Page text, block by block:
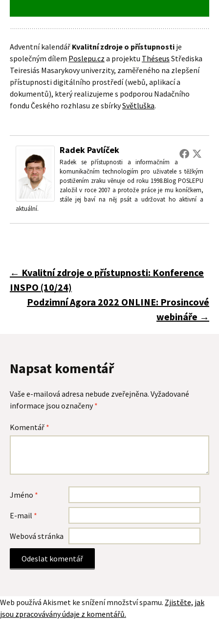
Adventní kalendář Kvalitní zdroje o přístupnosti je
společným dílem Poslepu.cz a projektu Théseus Střediska
Teiresiás Masarykovy univerzity, zaměřeného na zlepšení
přístupnosti digitálního prostředí (webů, aplikací a
dokumentů), který realizujeme s podporou Nadačního
fondu Českého rozhlasu ze sbírkySvětluška.
Radek Pavlíček
Radek se přístupnosti a informačním a
komunikačním technologiím pro uživatele s těžkým
postižením zraku věnuje od roku 1998.Blog POSLEPU
založil v roce 2007 a protože práce je mu koníčkem,
stále jej baví na něj psát a udržovat ho aktivní a
aktuální.
Navigace
pro
← Kvalitní zdroje o přístupnosti: Konference
INSPO (10/24)
Podzimní Agora 2022 ONLINE: Prosincové
webináře →
Napsat komentář
Vaše e-mailová adresa nebude zveřejněna. Vyžadované
informace jsou označeny*
Komentář *
Jméno *
E-mail *
Webová stránka
Web používá Akismet ke snížení množství spamu. Zjistěte, jak
jsou zpracovávány údaje z komentářů.